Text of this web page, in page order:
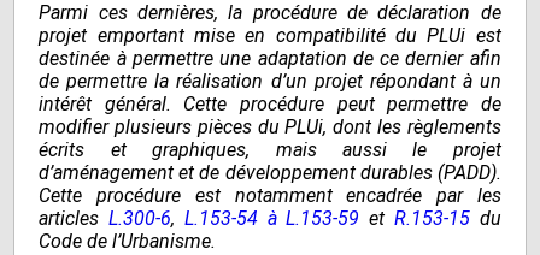
Parmi ces dernières, la procédure de déclaration de
projet emportant mise en compatibilité du PLUi est
destinée à permettre une adaptation de ce dernier afin
de permettre la réalisation d’un projet répondant à un
intérêt général. Cette procédure peut permettre de
modifier plusieurs pièces du PLUi, dont les règlements
écrits et graphiques, mais aussi le projet
d’aménagement et de développement durables (PADD).
Cette procédure est notamment encadrée par les
articlesL.300-6, L.153-54 à L.153-59 etR.153-15 du
Code de l’Urbanisme.